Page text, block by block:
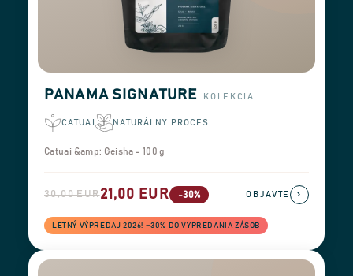
PANAMA SIGNATURE KOLEKCIA
CATUAI NATURÁLNY PROCES
Catuai &amp; Geisha - 100 g
30,00 EUR21,00 EUR -30%
LETNÝ VÝPREDAJ 2026! −30% DO VYPREDANIA ZÁSOB
OBJAVTE ›